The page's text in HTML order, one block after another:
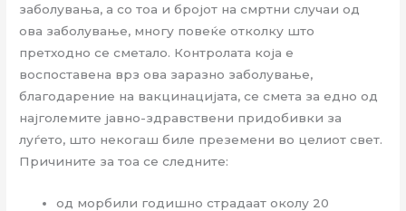
заболувања, а со тоа и бројот на смртни случаи од
ова заболување, многу повеќе отколку што
претходно се сметало. Контролата која е
воспоставена врз ова заразно заболување,
благодарение на вакцинацијата, се смета за едно од
најголемите јавно-здравствени придобивки за
луѓето, што некогаш биле преземени во целиот свет.
Причините за тоа се следните:
од морбили годишно страдаат околу 20